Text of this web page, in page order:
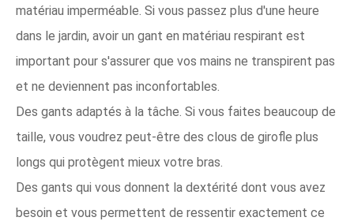
matériau imperméable. Si vous passez plus d'une heure
dans le jardin, avoir un gant en matériau respirant est
important pour s'assurer que vos mains ne transpirent pas
et ne deviennent pas inconfortables.
Des gants adaptés à la tâche. Si vous faites beaucoup de
taille, vous voudrez peut-être des clous de girofle plus
longs qui protègent mieux votre bras.
Des gants qui vous donnent la dextérité dont vous avez
besoin et vous permettent de ressentir exactement ce